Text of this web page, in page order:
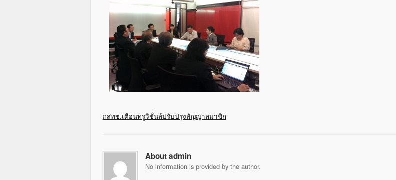
กสทช.เตือนทรูวิชั่นส์ปรับปรุงสัญญาสมาชิก
About admin
No information is provided by the author.